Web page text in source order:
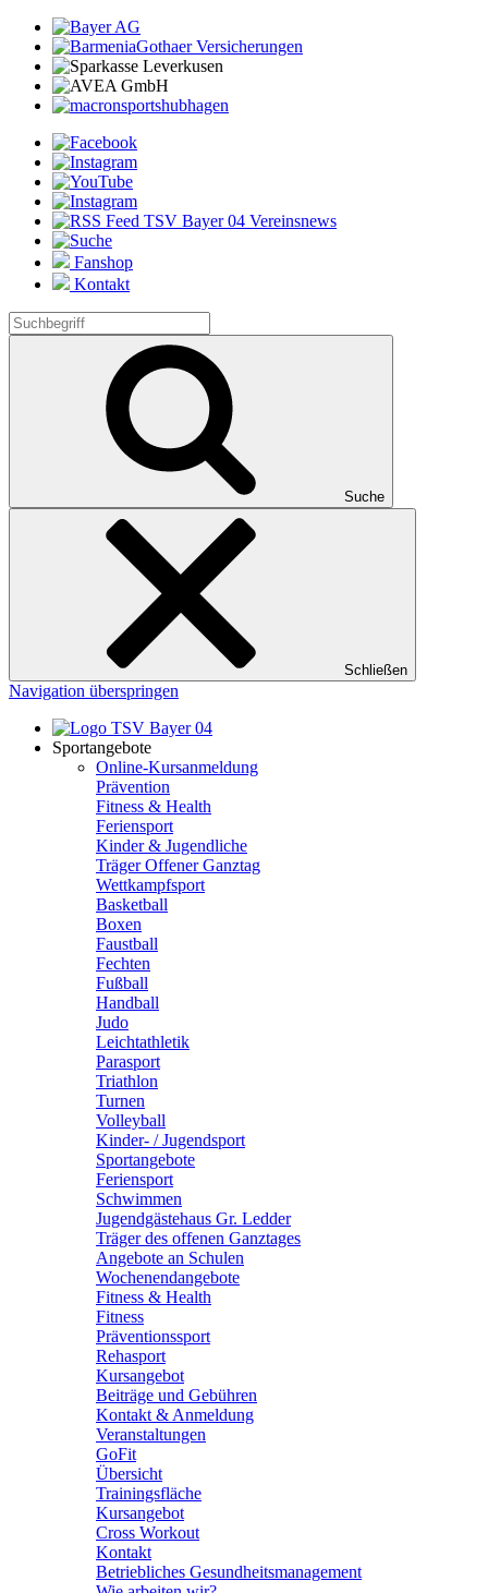
Fanshop
Kontakt
Suche
Schließen
Navigation überspringen
Sportangebote
Online-Kursanmeldung
Prävention
Fitness & Health
Feriensport
Kinder & Jugendliche
Träger Offener Ganztag
Wettkampfsport
Basketball
Boxen
Faustball
Fechten
Fußball
Handball
Judo
Leichtathletik
Parasport
Triathlon
Turnen
Volleyball
Kinder- / Jugendsport
Sportangebote
Feriensport
Schwimmen
Jugendgästehaus Gr. Ledder
Träger des offenen Ganztages
Angebote an Schulen
Wochenendangebote
Fitness & Health
Fitness
Präventionssport
Rehasport
Kursangebot
Beiträge und Gebühren
Kontakt & Anmeldung
Veranstaltungen
GoFit
Übersicht
Trainingsfläche
Kursangebot
Cross Workout
Kontakt
Betriebliches Gesundheitsmanagement